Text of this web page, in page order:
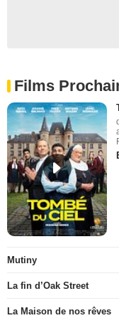
Films
Mutiny
La fin d’Oak Street
La Maison de nos rêves